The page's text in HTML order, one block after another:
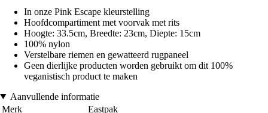
In onze Pink Escape kleurstelling
Hoofdcompartiment met voorvak met rits
Hoogte: 33.5cm, Breedte: 23cm, Diepte: 15cm
100% nylon
Verstelbare riemen en gewatteerd rugpaneel
Geen dierlijke producten worden gebruikt om dit 100%
veganistisch product te maken
Aanvullende informatie
Merk
Eastpak